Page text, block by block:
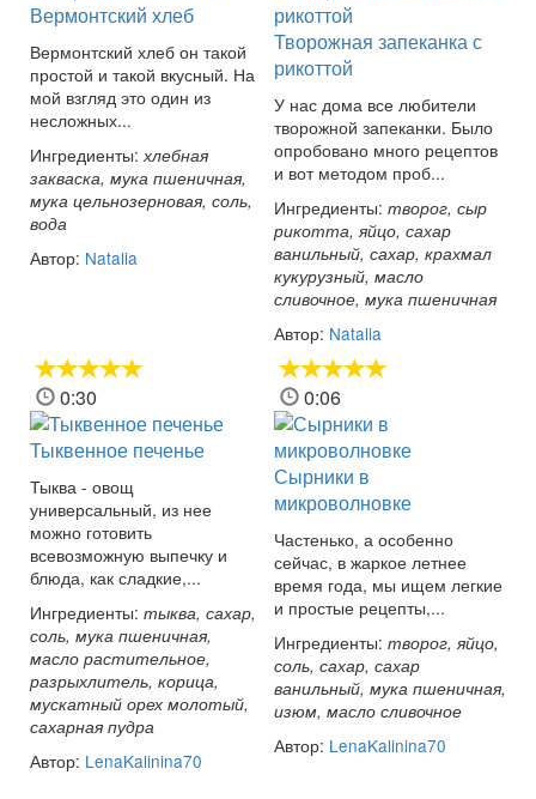
Вермонтский хлеб
Вермонтский хлеб он такой
простой и такой вкусный. На
мой взгляд это один из
несложных...
Ингредиенты:хлебная
закваска, мука пшеничная,
мука цельнозерновая, соль,
вода
Автор: Natalia
Творожная запеканка с
рикоттой
У нас дома все любители
творожной запеканки. Было
опробовано много рецептов
и вот методом проб...
Ингредиенты: творог, сыр
рикотта, яйцо, сахар
ванильный, сахар, крахмал
кукурузный, масло
сливочное, мука пшеничная
Автор: Natalia
0:30
Тыквенное печенье
Тыква - овощ
универсальный, из нее
можно готовить
всевозможную выпечку и
блюда, как сладкие,...
Ингредиенты: тыква, сахар,
соль, мука пшеничная,
масло растительное,
разрыхлитель, корица,
мускатный орех молотый,
сахарная пудра
Автор: LenaKalinina70
0:06
Сырники в
микроволновке
Частенько, а особенно
сейчас, в жаркое летнее
время года, мы ищем легкие
и простые рецепты,...
Ингредиенты: творог, яйцо,
соль, сахар, сахар
ванильный, мука пшеничная,
изюм, масло сливочное
Автор: LenaKalinina70